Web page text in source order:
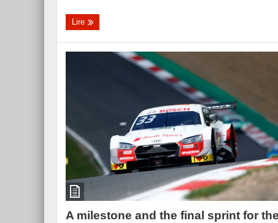
Lire
A milestone and the final sprint for the